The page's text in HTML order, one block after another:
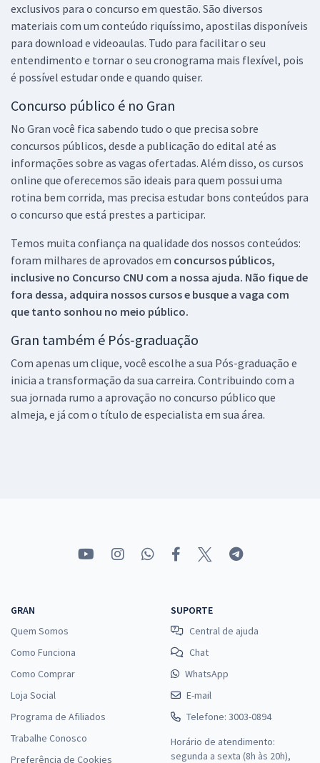
exclusivos para o concurso em questão. São diversos
materiais com um conteúdo riquíssimo, apostilas disponíveis
para download e videoaulas. Tudo para facilitar o seu
entendimento e tornar o seu cronograma mais flexível, pois
é possível estudar onde e quando quiser.
Concurso público é no Gran
No Gran você fica sabendo tudo o que precisa sobre
concursos públicos, desde a publicação do edital até as
informações sobre as vagas ofertadas. Além disso, os cursos
online que oferecemos são ideais para quem possui uma
rotina bem corrida, mas precisa estudar bons conteúdos para
o concurso que está prestes a participar.
Temos muita confiança na qualidade dos nossos conteúdos:
foram milhares de aprovados em concursos públicos,
inclusive no Concurso CNU com a nossa ajuda. Não fique de
fora dessa, adquira nossos cursos e busque a vaga com
que tanto sonhou no meio público.
Gran também é Pós-graduação
Com apenas um clique, você escolhe a sua Pós-graduação e
inicia a transformação da sua carreira. Contribuindo com a
sua jornada rumo a aprovação no concurso público que
almeja, e já com o título de especialista em sua área.
GRAN
Quem Somos
Como Funciona
Como Comprar
Loja Social
Programa de Afiliados
Trabalhe Conosco
Preferência de Cookies
SUPORTE
Central de ajuda
Chat
WhatsApp
E-mail
Telefone: 3003-0894
Horário de atendimento:
segunda a sexta (8h às 20h),